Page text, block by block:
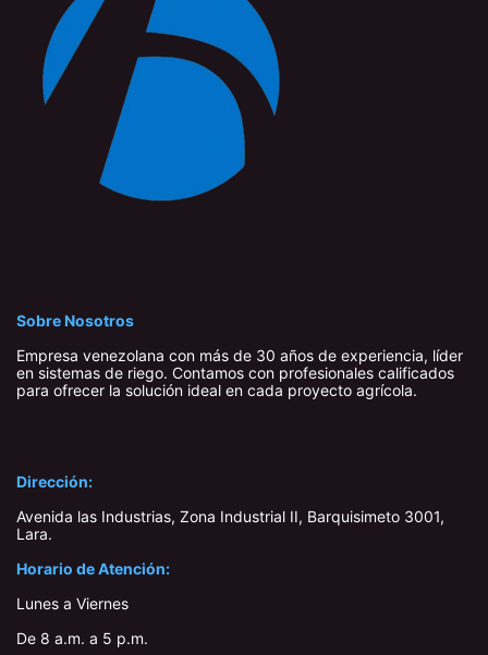
Sobre Nosotros
Empresa venezolana con más de 30 años de experiencia, líder
en sistemas de riego. Contamos con profesionales calificados
para ofrecer la solución ideal en cada proyecto agrícola.
Dirección:
Avenida las Industrias, Zona Industrial II, Barquisimeto 3001,
Lara​.
Horario de Atención:
Lunes a Viernes
De 8 a.m. a 5 p.m.